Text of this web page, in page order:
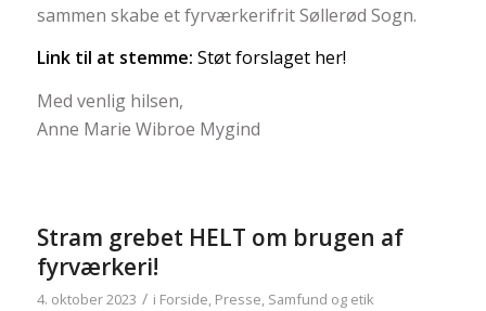
sammen skabe et fyrværkerifrit Søllerød Sogn.
Link til at stemme: Støt forslaget her!
Med venlig hilsen,
Anne Marie Wibroe Mygind
Stram grebet HELT om brugen af
fyrværkeri!
4. oktober 2023 / i Forside, Presse, Samfund og etik